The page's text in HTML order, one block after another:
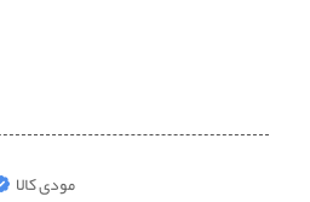
مودی کالا